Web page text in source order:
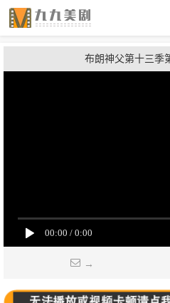
布朗神父第十三季
→